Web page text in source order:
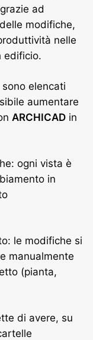
ad
modifiche,
nelle
edificio.
elencati
aumentare
ARCHICAD in
ogni vista è
in
le modifiche si
manualmente
(pianta,
di avere, su